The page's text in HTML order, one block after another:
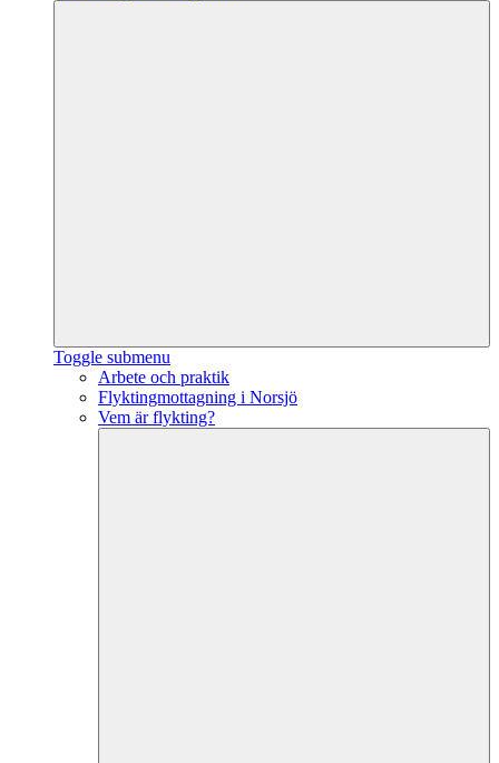
Toggle submenu
Arbete och praktik
Flyktingmottagning i Norsjö
Vem är flykting?